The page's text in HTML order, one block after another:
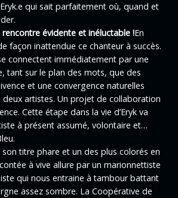
qui sait parfaitement où, quand et
rencontre évidente et inéluctable !En
façon inattendue ce chanteur à succès.
connectent immédiatement par une
tant sur le plan des mots, que des
et une convergence naturelles
deux artistes. Un projet de collaboration
Cette étape dans la vie d’Eryk va
à présent assumé, volontaire et…
son titre phare et un des plus colorés en
à vive allure par un marionnettiste
qui nous entraine à tambour battant
assez sombre. La Coopérative de